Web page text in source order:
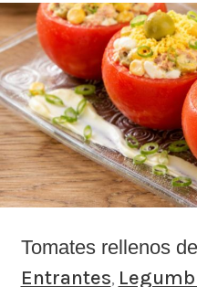
Tomates rellenos
Entrantes,
Tomates
rellenos
de
atún
y
huevo